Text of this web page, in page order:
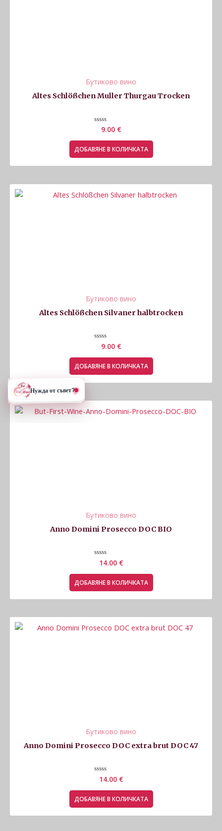
Бутиково вино
Altes Schlößchen Muller Thurgau Trocken
Оценено
0
от
5
9.00 €
ДОБАВЯНЕ В КОЛИЧКАТА
Бутиково вино
Altes Schlößchen Silvaner halbtrocken
Оценено
0
от
5
9.00 €
ДОБАВЯНЕ В КОЛИЧКАТА
Бутиково вино
Anno Domini Prosecco DOC BIO
Оценено
0
от
5
14.00 €
ДОБАВЯНЕ В КОЛИЧКАТА
Бутиково вино
Anno Domini Prosecco DOC extra brut DOC 47
Оценено
0
от
5
14.00 €
ДОБАВЯНЕ В КОЛИЧКАТА